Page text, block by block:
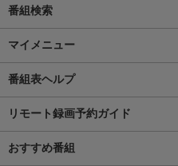
番組検索
マイメニュー
番組表ヘルプ
リモート録画予約ガイド
おすすめ番組